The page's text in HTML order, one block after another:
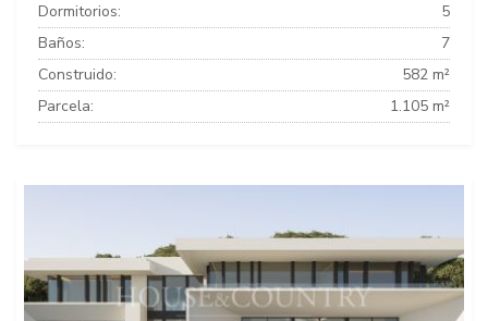
Dormitorios:
5
Baños:
7
Construido:
582 m²
Parcela:
1.105 m²